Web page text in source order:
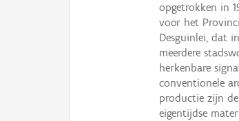
opgetrokken in
voor het
Desguinlei, dat
meerdere
herkenbare
conventionele
productie zijn
eigentijdse